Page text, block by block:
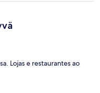
Lojas e restaurantes ao